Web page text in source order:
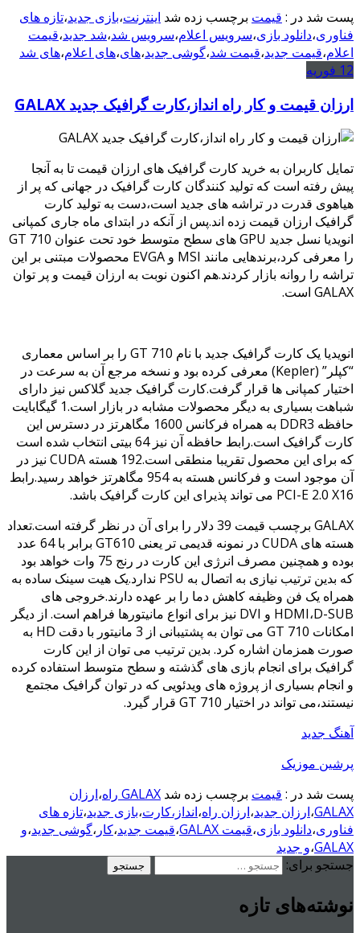
پست شد در : قیمت برچسب زده شد اینترنت،بازی جدید،تازه های
فناوری،دانلود بازی،سرویس اعلام،سرویس شد،شد جدید،قیمت
اعلام،قیمت جدید،قیمت شد،گوشی جدید،های،های اعلام،های شد
12 فوریه
ارزان قیمت و کار راه انداز،کارت گرافیک جدید GALAX
تمایل کاربران به خرید کارت گرافیک های ارزان قیمت تا به آنجا
پیش رفته است که تولید کنندگان کارت گرافیک در جهانی که پر از
هیاهوی قدرت در تراشه های جدید است،دست به تولید کارت
گرافیک ارزان قیمت زده اند.پس از آنکه در ابتدای ماه جاری کمپانی
انویدیا نسل جدید GPU های سطح متوسط خود تحت عنوان GT 710
را معرفی کرد،برندهایی مانند MSI و EVGA محصولات مبتنی بر این
تراشه را روانه بازار کردند.هم اکنون نوبت به ارزان قیمت و پر توان
GALAX است.
انویدیا یک کارت گرافیک جدید با نام GT 710
را بر اساس معماری
“کپلر” (
Kepler) معرفی کرده بود و نسخه مرجع آن به سرعت در
اختیار کمپانی ها قرار گرفت.کارت گرافیک جدید گلاکس نیز دارای
شباهت بسیاری به دیگر محصولات مشابه در بازار است.1 گیگابایت
حافظه DDR3 به همراه فرکانس 1600 مگاهرتز در دسترس این
کارت گرافیک است.رابط حافظه آن نیز 64 بیتی انتخاب شده است
که برای این محصول تقریبا منطقی است.192 هسته CUDA نیز در
آن موجود است و فرکانس هسته به 954 مگاهرتز خواهد رسید.رابط
PCI-E 2.0 X16 می تواند پذیرای این کارت گرافیک باشد.
GALAX برچسب قیمت 39 دلار را برای آن در نظر گرفته است.تعداد
هسته های CUDA در نمونه قدیمی تر یعنی GT610 برابر با 64 عدد
بوده و همچنین مصرف انرژی این کارت در رنج 75 وات خواهد بود
که بدین ترتیب نیازی به اتصال به PSU ندارد.یک هیت سینک ساده به
همراه یک فن وظیفه کاهش دما را بر عهده دارند.خروجی های
HDMI،D-SUB و DVI نیز برای انواع مانیتورها فراهم است. از دیگر
امکانات GT 710
می توان به پشتیبانی از 3 مانیتور با دقت HD به
صورت همزمان اشاره کرد. بدین ترتیب می توان از این کارت
گرافیک برای انجام بازی های گذشته و سطح متوسط استفاده کرده
و انجام بسیاری از پروژه های ویدئویی که در توان گرافیک مجتمع
نیستند،می تواند در اختیار GT 710
قرار گیرد.
آهنگ جدید
پرشین موزیک
پست شد در : قیمت برچسب زده شد GALAX راه ،ارزان
GALAX،ارزان جدید،ارزان راه،انداز،کارت،بازی جدید،تازه های
فناوری،دانلود بازی،قیمت GALAX ،قیمت جدید،کار ،گوشی جدید،و
GALAX،و جدید
جستجو برای:
نوشته‌های تازه